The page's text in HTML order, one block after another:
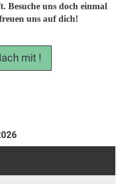
Besuche uns doch einmal
uns auf dich!
mit !